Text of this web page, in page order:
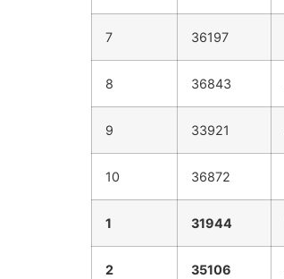
7 36197
8 36843
9 33921
10 36872
1 31944
2 35106